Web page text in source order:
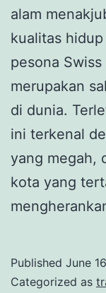
alam
kualitas
pesona
merupakan
di dunia.
ini terkenal
yang megah,
kota yang
Published June
Categorized as